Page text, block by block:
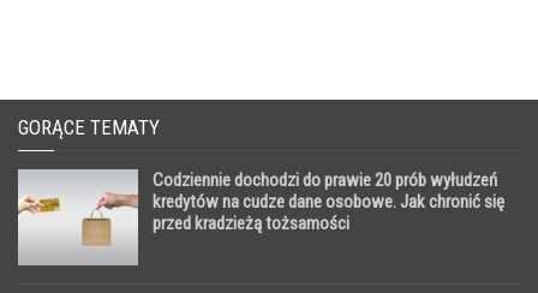
GORĄCE TEMATY
Codziennie dochodzi do prawie 20 prób wyłudzeń
kredytów na cudze dane osobowe. Jak chronić się
przed kradzieżą tożsamości